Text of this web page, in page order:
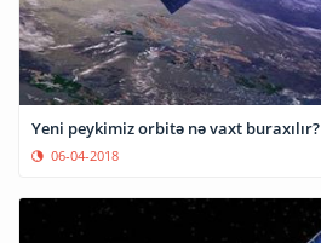
Yeni peykimiz orbitə nə vaxt buraxılır?
06-04-2018